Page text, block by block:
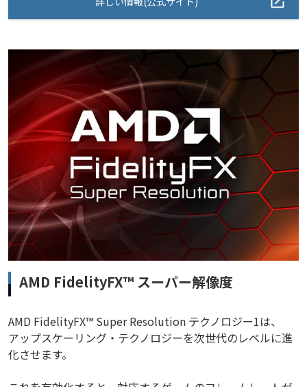
AMD FidelityFX™ スーパー解像度
AMD FidelityFX™ Super Resolution テクノロジー1は、
アップスケーリング・テクノロジーを次世代のレベルに進
化させます。